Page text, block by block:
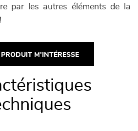
par les autres éléments de la
PRODUIT M'INTÉRESSE